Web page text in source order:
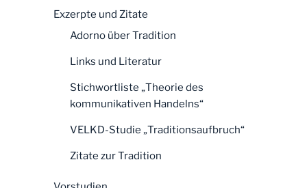
Exzerpte und Zitate
Adorno über Tradition
Links und Literatur
Stichwortliste „Theorie des
kommunikativen Handelns“
VELKD-Studie „Traditionsaufbruch“
Zitate zur Tradition